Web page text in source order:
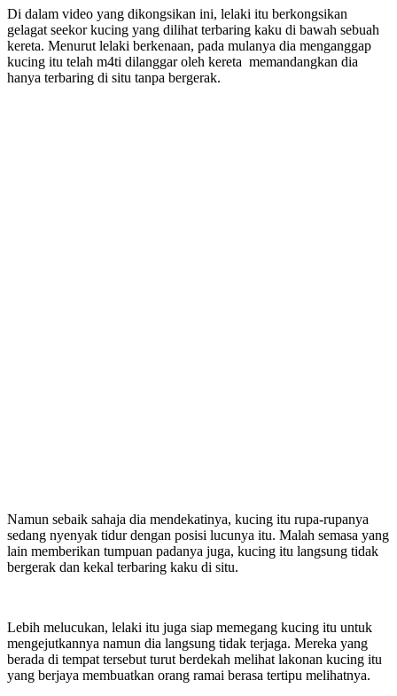
Di dalam video yang dikongsikan ini, lelaki itu berkongsikan
gelagat seekor kucing yang dilihat terbaring kaku di bawah sebuah
kereta. Menurut lelaki berkenaan, pada mulanya dia menganggap
kucing itu telah m4ti dilanggar oleh kereta memandangkan dia
hanya terbaring di situ tanpa bergerak.
Namun sebaik sahaja dia mendekatinya, kucing itu rupa-rupanya
sedang nyenyak tidur dengan posisi lucunya itu. Malah semasa yang
lain memberikan tumpuan padanya juga, kucing itu langsung tidak
bergerak dan kekal terbaring kaku di situ.
Lebih melucukan, lelaki itu juga siap memegang kucing itu untuk
mengejutkannya namun dia langsung tidak terjaga. Mereka yang
berada di tempat tersebut turut berdekah melihat lakonan kucing itu
yang berjaya membuatkan orang ramai berasa tertipu melihatnya.